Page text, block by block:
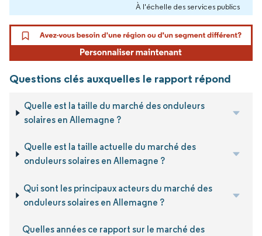
À l'échelle des services publics
Questions clés auxquelles le rapport répond
Quelle est la taille du marché des onduleurs
solaires en Allemagne ?
Quelle est la taille actuelle du marché des
onduleurs solaires en Allemagne ?
Qui sont les principaux acteurs du marché des
onduleurs solaires en Allemagne ?
Quelles années ce rapport sur le marché des